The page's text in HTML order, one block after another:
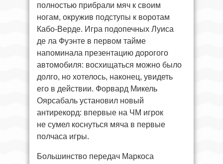
полностью прибрали мяч к своим
ногам, окружив подступы к воротам
Кабо-Верде. Игра подопечных Луиса
де ла Фуэнте в первом тайме
напоминала презентацию дорогого
автомобиля: восхищаться можно было
долго, но хотелось, наконец, увидеть
его в действии. Форвард Микель
Оярсабаль установил новый
антирекорд: впервые на ЧМ игрок
не сумел коснуться мяча в первые
полчаса игры.
Большинство передач Маркоса